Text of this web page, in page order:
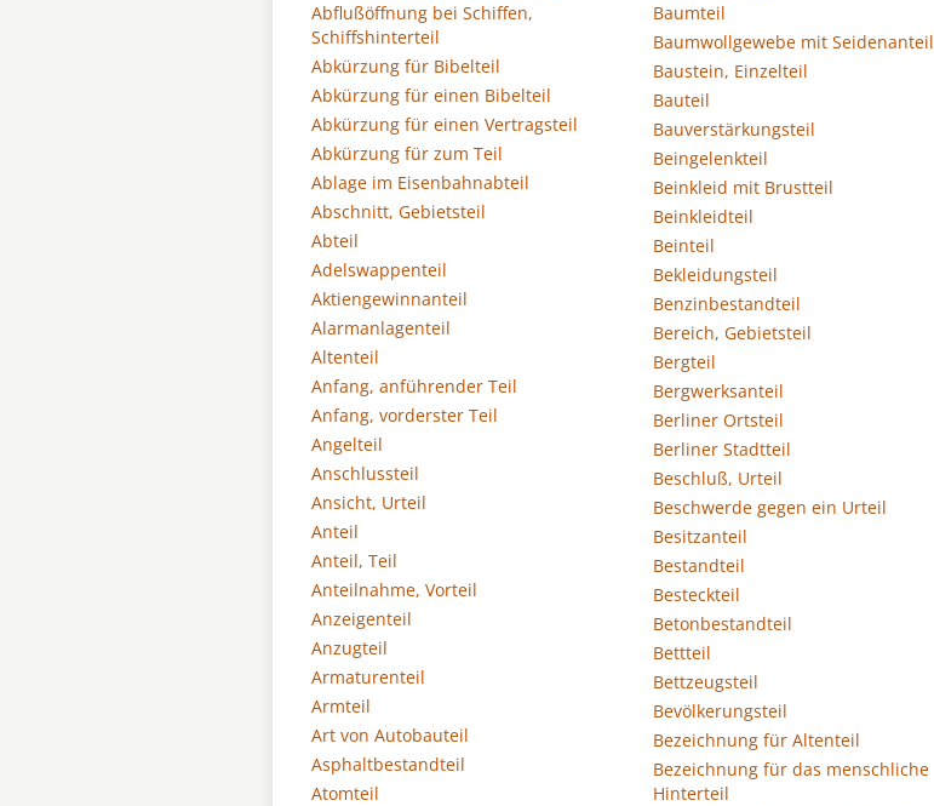
Abflußöffnung bei Schiffen,
Schiffshinterteil
Abkürzung für Bibelteil
Abkürzung für einen Bibelteil
Abkürzung für einen Vertragsteil
Abkürzung für zum Teil
Ablage im Eisenbahnabteil
Abschnitt, Gebietsteil
Abteil
Adelswappenteil
Aktiengewinnanteil
Alarmanlagenteil
Altenteil
Anfang, anführender Teil
Anfang, vorderster Teil
Angelteil
Anschlussteil
Ansicht, Urteil
Anteil
Anteil, Teil
Anteilnahme, Vorteil
Anzeigenteil
Anzugteil
Armaturenteil
Armteil
Art von Autobauteil
Asphaltbestandteil
Atomteil
Baumteil
Baumwollgewebe mit Seidenanteil
Baustein, Einzelteil
Bauteil
Bauverstärkungsteil
Beingelenkteil
Beinkleid mit Brustteil
Beinkleidteil
Beinteil
Bekleidungsteil
Benzinbestandteil
Bereich, Gebietsteil
Bergteil
Bergwerksanteil
Berliner Ortsteil
Berliner Stadtteil
Beschluß, Urteil
Beschwerde gegen ein Urteil
Besitzanteil
Bestandteil
Besteckteil
Betonbestandteil
Bettteil
Bettzeugsteil
Bevölkerungsteil
Bezeichnung für Altenteil
Bezeichnung für das menschliche
Hinterteil